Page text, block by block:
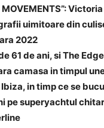
uimitoare din
2022
61 de ani, si The
camasa in timpul
in timp ce se
pe superyachtul